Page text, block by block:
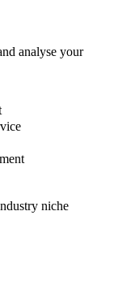
analyse your
niche